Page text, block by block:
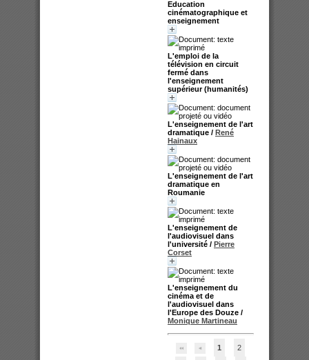
Education
cinématographique et
enseignement
L'emploi de la
télévision en circuit
fermé dans
l'enseignement
supérieur (humanités)
L'enseignement de l'art
dramatique / René
Hainaux
L'enseignement de l'art
dramatique en
Roumanie
L'enseignement de
l'audiovisuel dans
l'université / Pierre
Corset
L'enseignement du
cinéma et de
l'audiovisuel dans
l'Europe des Douze /
Monique Martineau
1 2